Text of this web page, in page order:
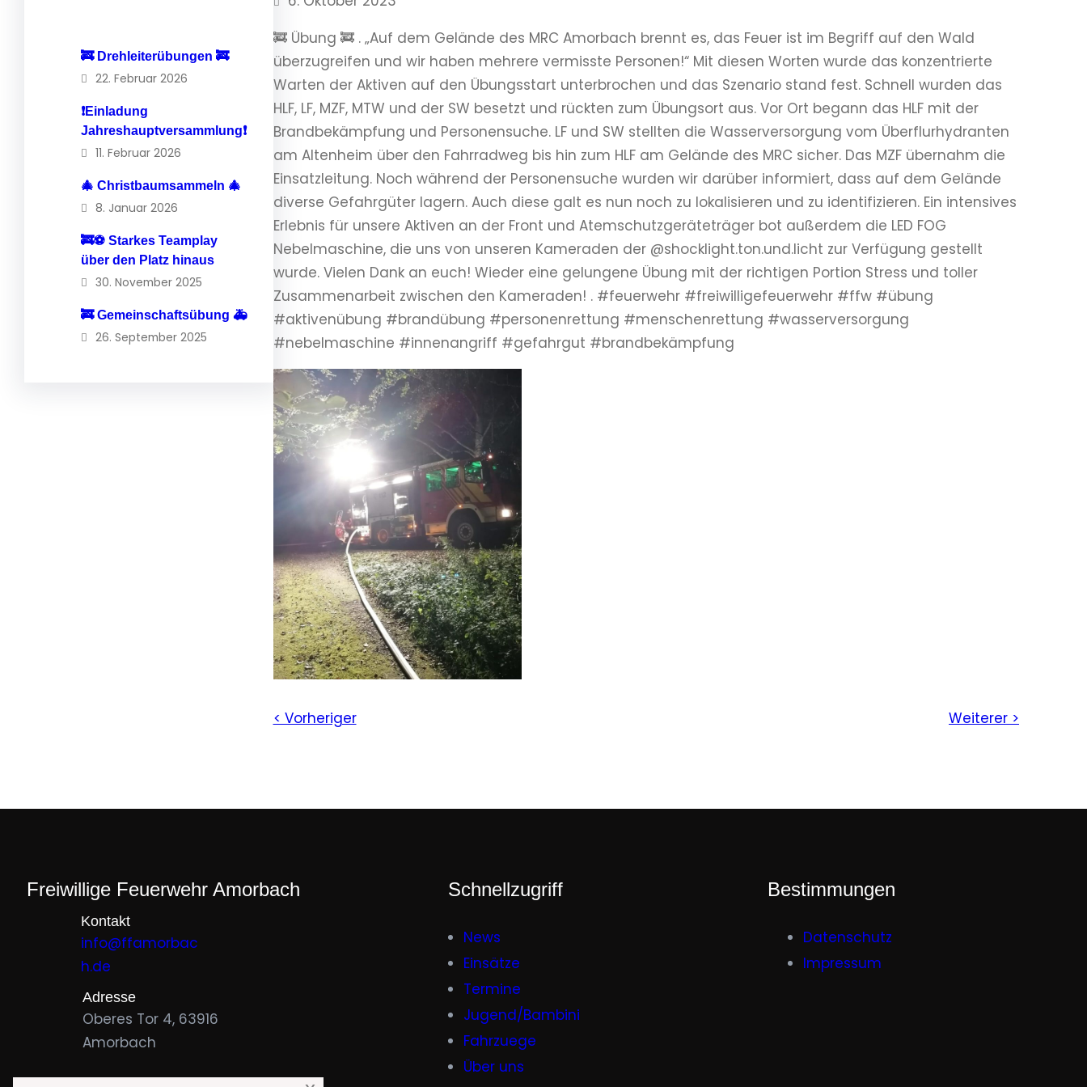
🚒 Drehleiterübungen 🚒
22. Februar 2026
❗️Einladung
Jahreshauptversammlung❗️
11. Februar 2026
🎄 Christbaumsammeln 🎄
8. Januar 2026
🚒⚽️ Starkes Teamplay
über den Platz hinaus
30. November 2025
🚒 Gemeinschaftsübung 🚑
26. September 2025
🚒 Übung 🚒 . „Auf dem Gelände des MRC Amorbach brennt es, das Feuer ist im Begriff auf den Wald
überzugreifen und wir haben mehrere vermisste Personen!“ Mit diesen Worten wurde das konzentrierte
Warten der Aktiven auf den Übungsstart unterbrochen und das Szenario stand fest. Schnell wurden das
HLF, LF, MZF, MTW und der SW besetzt und rückten zum Übungsort aus. Vor Ort begann das HLF mit der
Brandbekämpfung und Personensuche. LF und SW stellten die Wasserversorgung vom Überflurhydranten
am Altenheim über den Fahrradweg bis hin zum HLF am Gelände des MRC sicher. Das MZF übernahm die
Einsatzleitung. Noch während der Personensuche wurden wir darüber informiert, dass auf dem Gelände
diverse Gefahrgüter lagern. Auch diese galt es nun noch zu lokalisieren und zu identifizieren. Ein intensives
Erlebnis für unsere Aktiven an der Front und Atemschutzgeräteträger bot außerdem die LED FOG
Nebelmaschine, die uns von unseren Kameraden der @shocklight.ton.und.licht zur Verfügung gestellt
wurde. Vielen Dank an euch! Wieder eine gelungene Übung mit der richtigen Portion Stress und toller
Zusammenarbeit zwischen den Kameraden! . #feuerwehr #freiwilligefeuerwehr #ffw #übung
#aktivenübung #brandübung #personenrettung #menschenrettung #wasserversorgung
#nebelmaschine #innenangriff #gefahrgut #brandbekämpfung
< Vorheriger Weiterer >
Freiwillige Feuerwehr Amorbach
Kontakt
info@ffamorbac
h.de
Adresse
Oberes Tor 4, 63916
Amorbach
Schnellzugriff
News
Einsätze
Termine
Jugend/Bambini
Fahrzuege
Über uns
Bestimmungen
Datenschutz
Impressum